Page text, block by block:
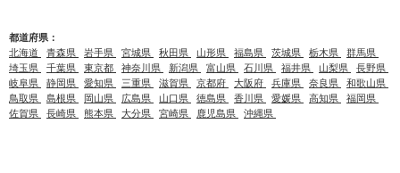
都道府県：
北海道
青森県 岩手県 宮城県 秋田県 山形県 福島県 茨城県 栃木県
群馬県
埼玉県
千葉県 東京都 神奈川県 新潟県 富山県 石川県 福井県 山梨県
長野県
岐阜県
静岡県 愛知県 三重県 滋賀県 京都府 大阪府 兵庫県 奈良県
和歌山県
鳥取県
島根県 岡山県 広島県 山口県 徳島県 香川県 愛媛県 高知県
福岡県
佐賀県
長崎県 熊本県 大分県 宮崎県 鹿児島県 沖縄県